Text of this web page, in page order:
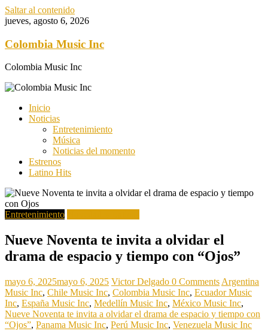
Saltar al contenido
jueves, agosto 6, 2026
Colombia Music Inc
Colombia Music Inc
Inicio
Noticias
Entretenimiento
Música
Noticias del momento
Estrenos
Latino Hits
Entretenimiento
Nueve Noventa te invita a olvidar el
drama de espacio y tiempo con “Ojos”
mayo 6, 2025mayo 6, 2025 Victor Delgado 0 Comments Argentina
Music Inc, Chile Music Inc, Colombia Music Inc, Ecuador Music
Inc, España Music Inc, Medellín Music Inc, México Music Inc,
Nueve Noventa te invita a olvidar el drama de espacio y tiempo con
“Ojos”, Panama Music Inc, Perú Music Inc, Venezuela Music Inc